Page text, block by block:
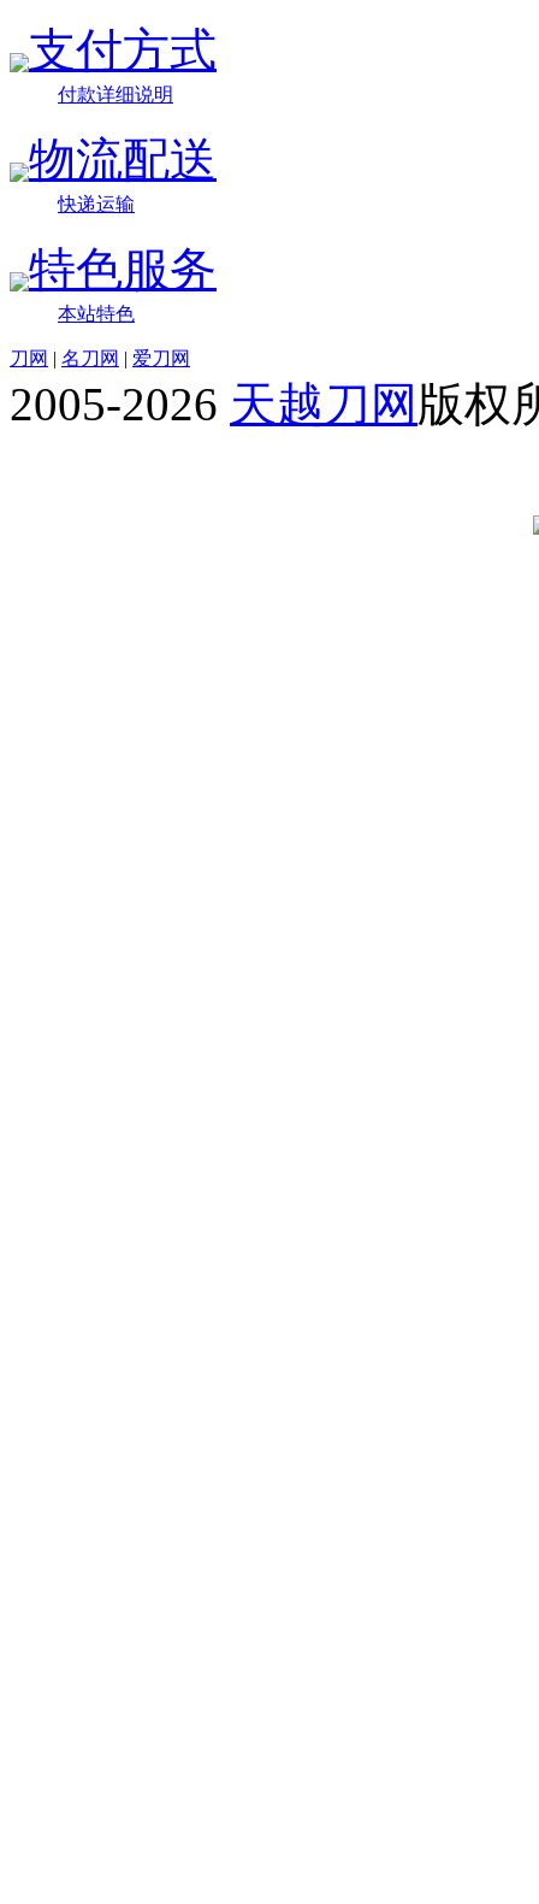
支付方式
付款详细说明
物流配送
快递运输
特色服务
本站特色
刀网 | 名刀网 | 爱刀网
2005-2026 天越刀网 版权